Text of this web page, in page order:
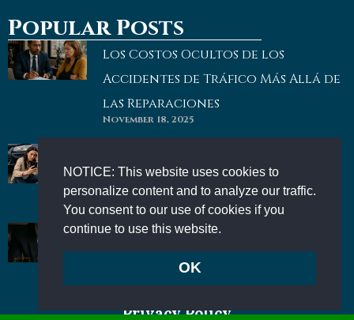
NOTICE: This website uses cookies to
personalize content and to analyze our traffic.
You consent to our use of cookies if you
continue to use this website.
OK
Popular Posts
Los Costos Ocultos de los
Accidentes de Tráfico Más Allá de
las Reparaciones
November 18, 2025
después de un accidente
November 18, 2025
Por Qué No Debes Retrasar la
Contratación de un Abogado de
Privacy Policy